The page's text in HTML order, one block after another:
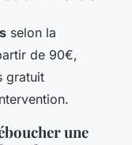
selon la
de 90€,
gratuit
une